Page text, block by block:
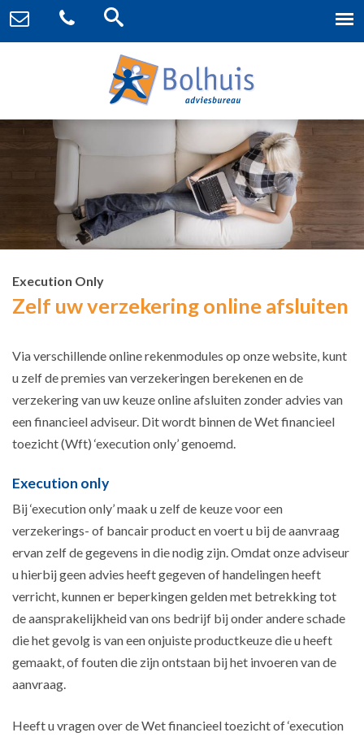
Execution Only
Zelf uw verzekering online afsluiten
Via verschillende online rekenmodules op onze website, kunt
u zelf de premies van verzekeringen berekenen en de
verzekering van uw keuze online afsluiten zonder advies van
een financieel adviseur. Dit wordt binnen de Wet financieel
toezicht (Wft) ‘execution only’ genoemd.
Execution only
Bij ‘execution only’ maak u zelf de keuze voor een
verzekerings- of bancair product en voert u bij de aanvraag
ervan zelf de gegevens in die nodig zijn. Omdat onze adviseur
u hierbij geen advies heeft gegeven of handelingen heeft
verricht, kunnen er beperkingen gelden met betrekking tot
de aansprakelijkheid van ons bedrijf bij onder andere schade
die het gevolg is van een onjuiste productkeuze die u heeft
gemaakt, of fouten die zijn ontstaan bij het invoeren van de
aanvraag.
Heeft u vragen over de Wet financieel toezicht of ‘execution